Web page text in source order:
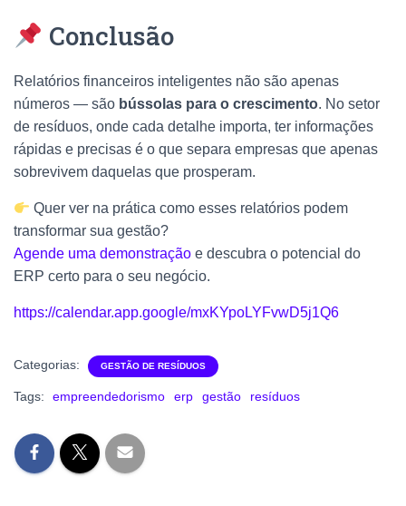
Conclusão
Relatórios financeiros inteligentes não são apenas
números — são bússolas para o crescimento. No setor
de resíduos, onde cada detalhe importa, ter informações
rápidas e precisas é o que separa empresas que apenas
sobrevivem daquelas que prosperam.
Quer ver na prática como esses relatórios podem
transformar sua gestão?
Agende uma demonstração e descubra o potencial do
ERP certo para o seu negócio.
https://calendar.app.google/mxKYpoLYFvwD5j1Q6
Categorias: GESTÃO DE RESÍDUOS
Tags: empreendedorismo erp gestão resíduos